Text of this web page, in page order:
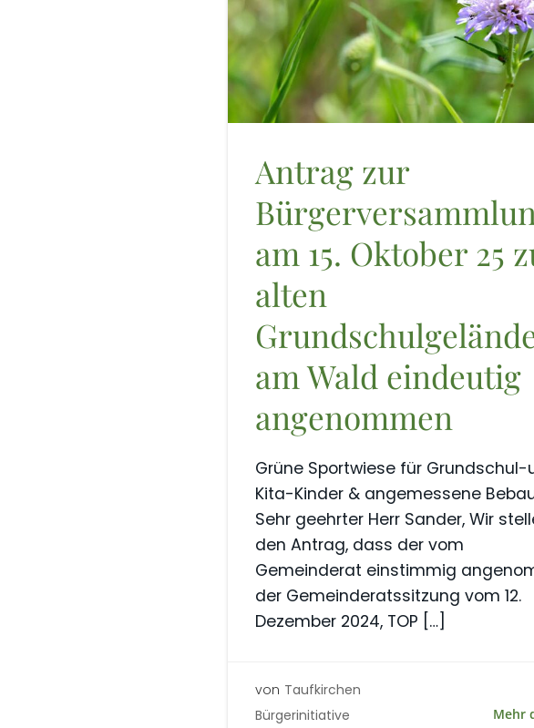
Antrag zur
am 15. Oktober 25
alten
am Wald eindeutig
angenommen
Grüne Sportwiese für Grundschul-
Kita-Kinder & angemessene
Sehr geehrter Herr Sander, Wir
den Antrag, dass der vom
Gemeinderat einstimmig
der Gemeinderatssitzung vom 12.
Dezember 2024, TOP […]
von Taufkirchen
Bürgerinitiative
Mehr